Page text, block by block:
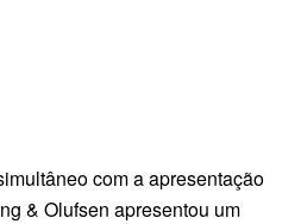
com a apresentação
& Olufsen apresentou um